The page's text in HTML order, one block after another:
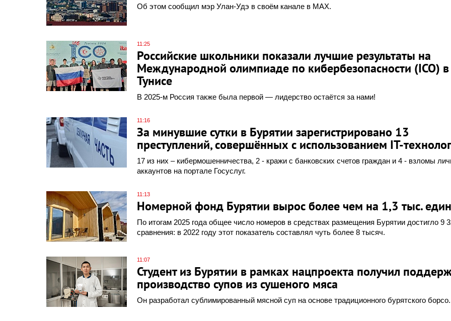
Об этом сообщил мэр Улан-Удэ в своём канале в MAX.
11:25
Российские школьники показали лучшие результаты на
Международной олимпиаде по кибербезопасности (ICO) в
Тунисе
В 2025-м Россия также была первой — лидерство остаётся за нами!
11:16
За минувшие сутки в Бурятии зарегистрировано 13
преступлений, совершённых с использованием IT-
17 из них – кибермошенничества, 2 - кражи с банковских счетов граждан и 4 - взломы
аккаунтов на портале Госуслуг.
11:13
Номерной фонд Бурятии вырос более чем на 1,3 тыс.
По итогам 2025 года общее число номеров в средствах размещения Бурятии достигло 9
сравнения: в 2022 году этот показатель составлял чуть более 8 тысяч.
11:07
Студент из Бурятии в рамках нацпроекта получил
производство супов из сушеного мяса
Он разработал сублимированный мясной суп на основе традиционного бурятского борсо.